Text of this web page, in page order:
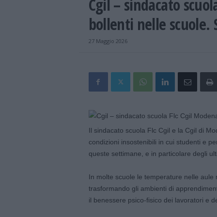
Cgil – sindacato
bollenti nelle scuole.
27 Maggio 2026
Il sindacato scuola Flc Cgil e la Cgil di
condizioni insostenibili in cui studenti e
queste settimane, e in particolare degli
In molte scuole le temperature nelle
trasformando gli ambienti di
il benessere psico-fisico dei lavoratori e